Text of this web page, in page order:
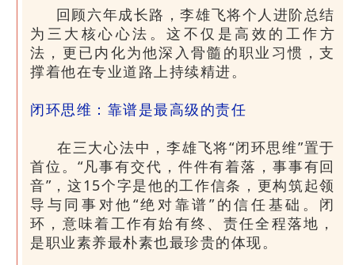
回顾六年成长路，李雄飞将个人进阶总结
为三大核心心法。这不仅是高效的工作方
法，更已内化为他深入骨髓的职业习惯，支
撑着他在专业道路上持续精进。
闭环思维：靠谱是最高级的责任
在三大心法中，李雄飞将“闭环思维”置于
首位。“凡事有交代，件件有着落，事事有回
音”，这15个字是他的工作信条，更构筑起领
导与同事对他“绝对靠谱”的信任基础。闭
环，意味着工作有始有终、责任全程落地，
是职业素养最朴素也最珍贵的体现。